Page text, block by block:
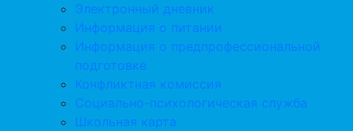
Электронный дневник
Информация о питании
Информация о предпрофессиональной
подготовке
Конфликтная комиссия
Социально-психологическая служба
Школьная карта